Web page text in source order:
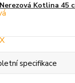
Kotlina 45
specifikace